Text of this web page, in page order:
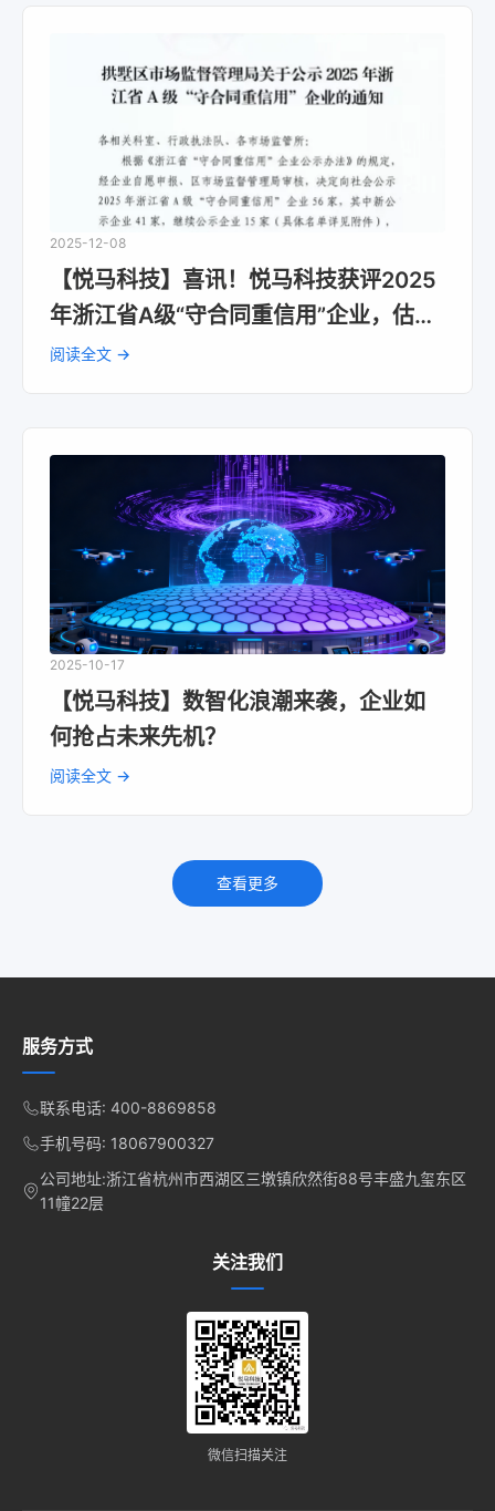
2025-12-08
【悦马科技】喜讯！悦马科技获评2025
年浙江省A级“守合同重信用”企业，估值
潜力再提升！
阅读全文 →
2025-10-17
【悦马科技】数智化浪潮来袭，企业如
何抢占未来先机？
阅读全文 →
查看更多
服务方式
联系电话: 400-8869858
手机号码: 18067900327
公司地址:浙江省杭州市西湖区三墩镇欣然街88号丰盛九玺东区
11幢22层
关注我们
微信扫描关注